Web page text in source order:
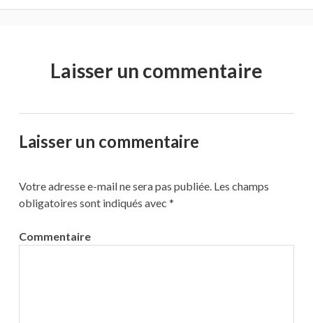
Laisser un commentaire
Laisser un commentaire
Votre adresse e-mail ne sera pas publiée.Les champs
obligatoires sont indiqués avec *
Commentaire